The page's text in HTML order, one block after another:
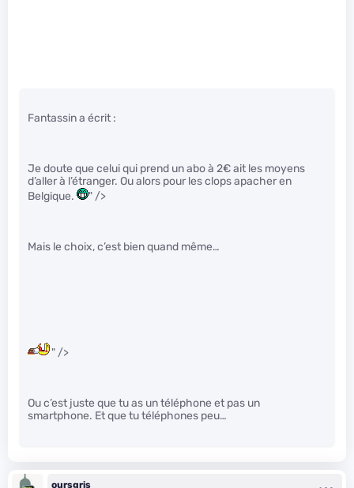
Fantassin a écrit :
Je doute que celui qui prend un abo à 2€ ait les moyens
d’aller à l’étranger. Ou alors pour les clops apacher en
Belgique.
" />
Mais le choix, c’est bien quand même…
" />
Ou c’est juste que tu as un téléphone et pas un
smartphone. Et que tu téléphones peu…
oursgris